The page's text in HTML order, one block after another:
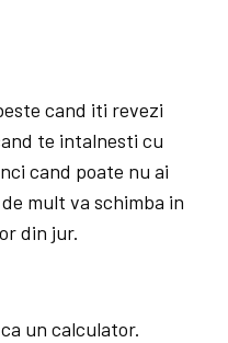
cand iti revezi
te intalnesti cu
cand poate nu ai
mult va schimba in
din jur.
un calculator.